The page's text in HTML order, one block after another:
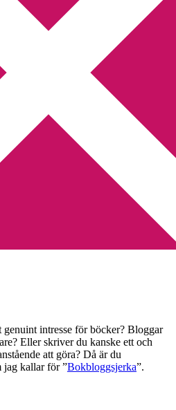
Bokbloggsjerka 6 – 9
6 – 9 februari
genuint intresse för böcker? Bloggar
Eller skriver du kanske ett och
att göra? Då är du
jag kallar för ”Bokbloggsjerka”.